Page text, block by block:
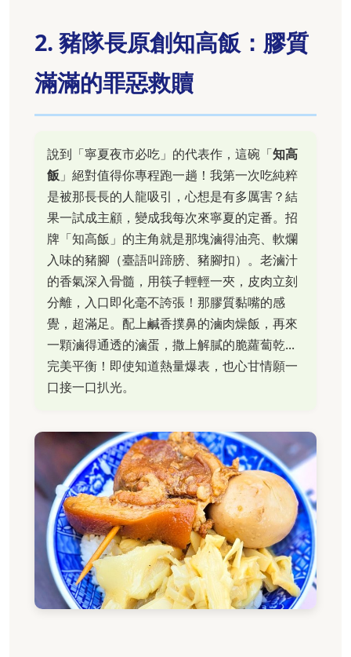
2. 豬隊長原創知高飯：膠質
滿滿的罪惡救贖
說到「寧夏夜市必吃」的代表作，這碗「知高
飯 」絕對值得你專程跑一趟！我第一次吃純粹
是被那長長的人龍吸引，心想是有多厲害？結
果一試成主顧，變成我每次來寧夏的定番。招
牌「知高飯」的主角就是那塊滷得油亮、軟爛
入味的豬腳（臺語叫蹄膀、豬腳扣）。老滷汁
的香氣深入骨髓，用筷子輕輕一夾，皮肉立刻
分離，入口即化毫不誇張！那膠質黏嘴的感
覺，超滿足。配上鹹香撲鼻的滷肉燥飯，再來
一顆滷得通透的滷蛋，撒上解膩的脆蘿蔔乾...
完美平衡！即使知道熱量爆表，也心甘情願一
口接一口扒光。